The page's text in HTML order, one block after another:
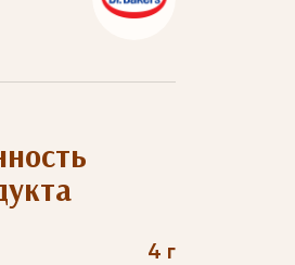
4 г